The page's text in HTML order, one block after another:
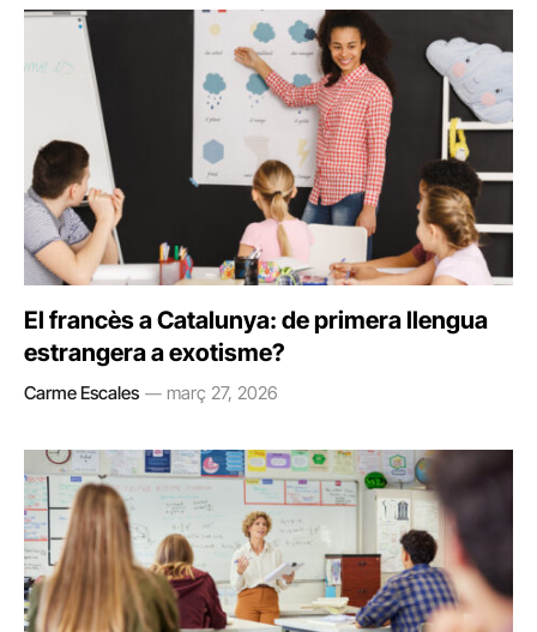
El francès a Catalunya: de primera llengua
estrangera a exotisme?
Carme Escales març 27, 2026